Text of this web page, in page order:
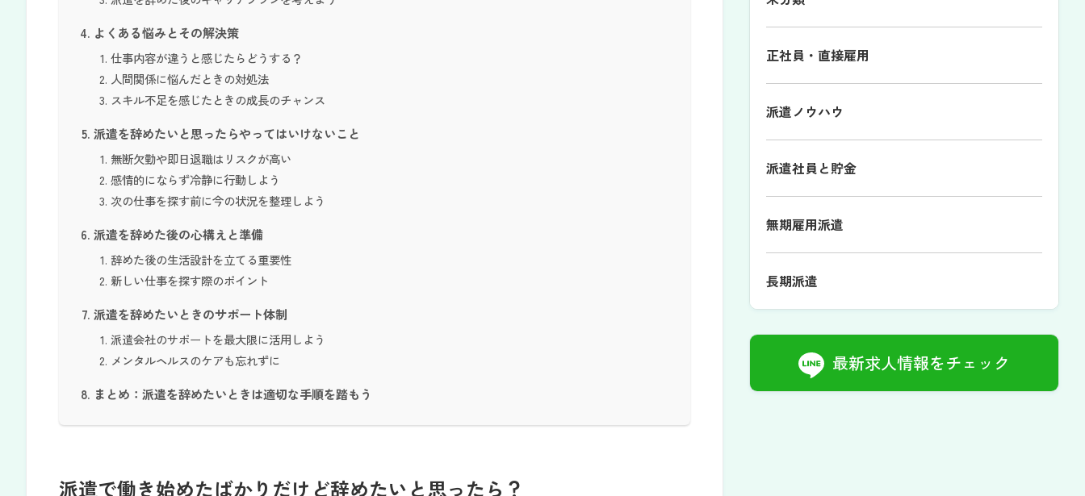
よくある悩みとその解決策
仕事内容が違うと感じたらどうする？
人間関係に悩んだときの対処法
スキル不足を感じたときの成長のチャンス
派遣を辞めたいと思ったらやってはいけないこと
無断欠勤や即日退職はリスクが高い
感情的にならず冷静に行動しよう
次の仕事を探す前に今の状況を整理しよう
派遣を辞めた後の心構えと準備
辞めた後の生活設計を立てる重要性
新しい仕事を探す際のポイント
派遣を辞めたいときのサポート体制
派遣会社のサポートを最大限に活用しよう
メンタルヘルスのケアも忘れずに
まとめ：派遣を辞めたいときは適切な手順を踏もう
派遣で働き始めたばかりだけど辞めたいと思ったら？
正社員・直接雇用
派遣ノウハウ
派遣社員と貯金
無期雇用派遣
長期派遣
最新求人情報をチェック